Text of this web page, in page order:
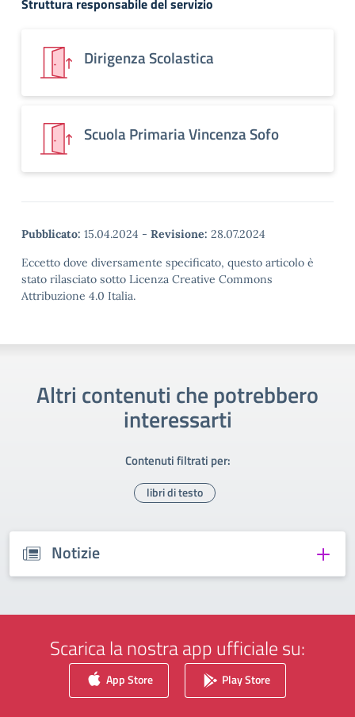
Struttura responsabile del servizio
Dirigenza Scolastica
Scuola Primaria Vincenza Sofo
Pubblicato: 15.04.2024 - Revisione: 28.07.2024
Eccetto dove diversamente specificato, questo articolo è
stato rilasciato sotto Licenza Creative Commons
Attribuzione 4.0 Italia.
Altri contenuti che potrebbero
interessarti
Contenuti filtrati per:
libri di testo
Notizie
Scarica la nostra app ufficiale su:
App Store Play Store